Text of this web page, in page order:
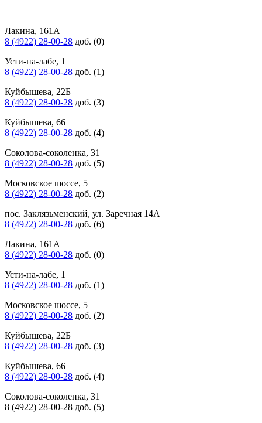
Лакина, 161А
8 (4922) 28-00-28 доб. (0)
Усти-на-лабе, 1
8 (4922) 28-00-28 доб. (1)
Куйбышева, 22Б
8 (4922) 28-00-28 доб. (3)
Куйбышева, 66
8 (4922) 28-00-28 доб. (4)
Соколова-соколенка, 31
8 (4922) 28-00-28 доб. (5)
Московское шоссе, 5
8 (4922) 28-00-28 доб. (2)
пос. Заклязьменский, ул. Заречная 14А
8 (4922) 28-00-28 доб. (6)
Лакина, 161А
8 (4922) 28-00-28 доб. (0)
Усти-на-лабе, 1
8 (4922) 28-00-28 доб. (1)
Московское шоссе, 5
8 (4922) 28-00-28 доб. (2)
Куйбышева, 22Б
8 (4922) 28-00-28 доб. (3)
Куйбышева, 66
8 (4922) 28-00-28 доб. (4)
Соколова-соколенка, 31
8 (4922) 28-00-28 доб. (5)